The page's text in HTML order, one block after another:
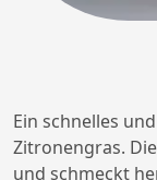
Ein schnelles
Zitronengras.
und schmeckt